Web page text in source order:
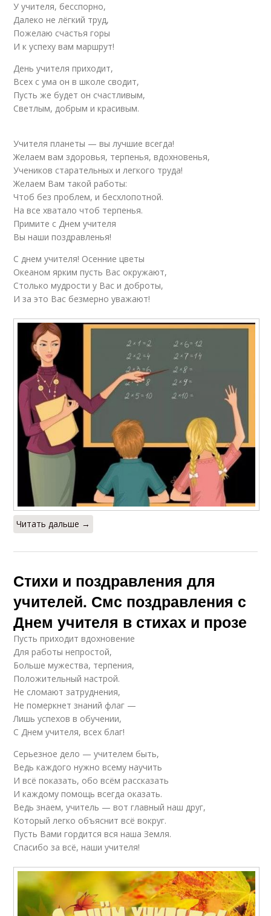
У учителя, бесспорно,
Далеко не лёгкий труд,
Пожелаю счастья горы
И к успеху вам маршрут!
День учителя приходит,
Всех с ума он в школе сводит,
Пусть же будет он счастливым,
Светлым, добрым и красивым.
Учителя планеты — вы лучшие всегда!
Желаем вам здоровья, терпенья, вдохновенья,
Учеников старательных и легкого труда!
Желаем Вам такой работы:
Чтоб без проблем, и бесхлопотной.
На все хватало чтоб терпенья.
Примите с Днем учителя
Вы наши поздравленья!
С днем учителя! Осенние цветы
Океаном ярким пусть Вас окружают,
Столько мудрости у Вас и доброты,
И за это Вас безмерно уважают!
Читать дальше →
Стихи и поздравления для
учителей. Смс поздравления с
Днем учителя в стихах и прозе
Пусть приходит вдохновение
Для работы непростой,
Больше мужества, терпения,
Положительный настрой.
Не сломают затруднения,
Не померкнет знаний флаг —
Лишь успехов в обучении,
С Днем учителя, всех благ!
Серьезное дело — учителем быть,
Ведь каждого нужно всему научить
И всё показать, обо всём рассказать
И каждому помощь всегда оказать.
Ведь знаем, учитель — вот главный наш друг,
Который легко объяснит всё вокруг.
Пусть Вами гордится вся наша Земля.
Спасибо за всё, наши учителя!